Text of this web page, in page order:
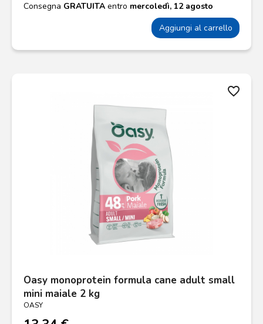
Consegna GRATUITA entro mercoledì, 12 agosto
Aggiungi al carrello
favorite_border
Oasy monoprotein formula cane adult small
mini maiale 2 kg
OASY